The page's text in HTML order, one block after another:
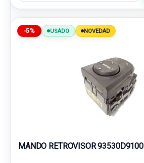
-5% USADO NOVEDAD
MANDO RETROVISOR 93530D9100